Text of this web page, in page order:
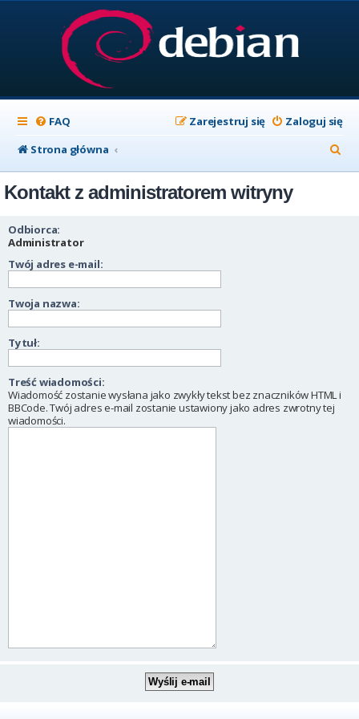
FAQ Zaloguj się
Zarejestruj się
Strona główna
z
Kontakt z administratorem witryny
Odbiorca:
Administrator
Twój adres e-mail:
Twoja nazwa:
Tytuł:
Treść wiadomości:
Wiadomość zostanie wysłana jako zwykły tekst bez znaczników HTML i
BBCode. Twój adres e-mail zostanie ustawiony jako adres zwrotny tej
wiadomości.